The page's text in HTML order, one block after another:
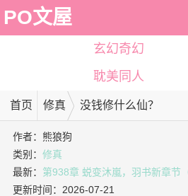
PO文屋
玄幻奇幻
耽美同人
首页 修真 没钱修什么仙？
作者： 熊狼狗
类别：修真
最新： 第938章 蜕变沐嵐，羽书新章节
更新时间： 2026-07-21